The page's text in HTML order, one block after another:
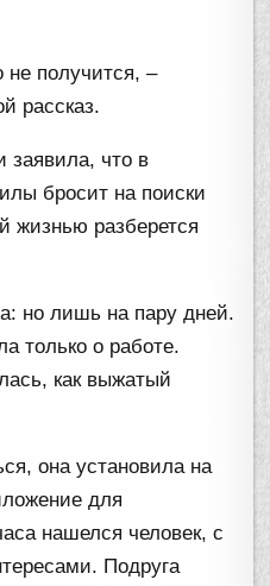
не получится, –
рассказ.
заявила, что в
бросит на поиски
жизнью разберется
но лишь на пару дней.
только о работе.
как выжатый
она установила на
для
нашелся человек, с
Подруга